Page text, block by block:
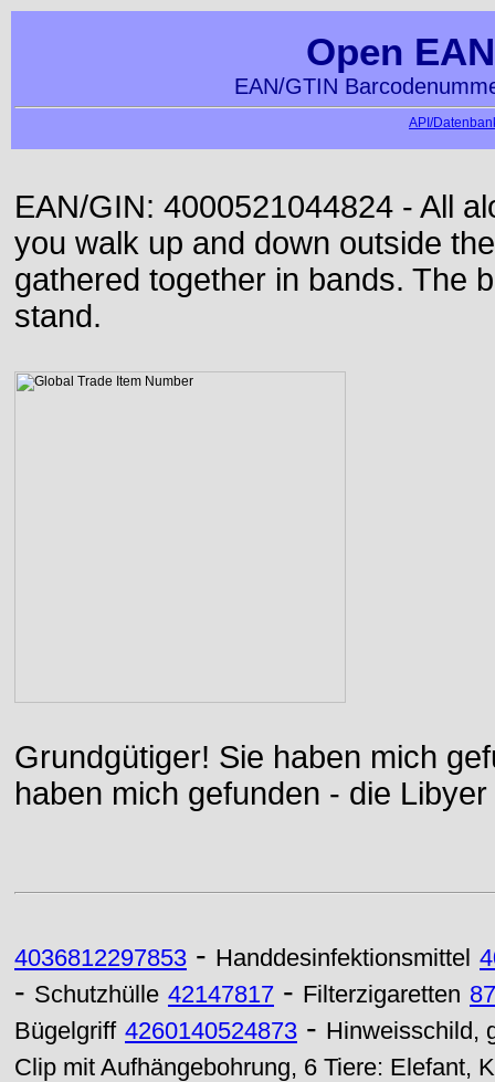
Open
EAN/GTIN
API/
EAN/GIN: 4000521044824 - All
you walk up and down outside
gathered together in bands. The
stand.
Grundgütiger! Sie haben mich
haben mich gefunden - die
4036812297853 - Handdesinfektionsmittel
- Schutzhülle 42147817 - Filterzigaretten
Bügelgriff 4260140524873 - Hinweisschild,
Clip mit Aufhängebohrung, 6 Tiere: Elefant,